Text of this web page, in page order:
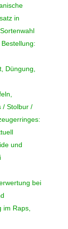
in
Düngung,
/ Stolbur /
und
bei
im Raps,